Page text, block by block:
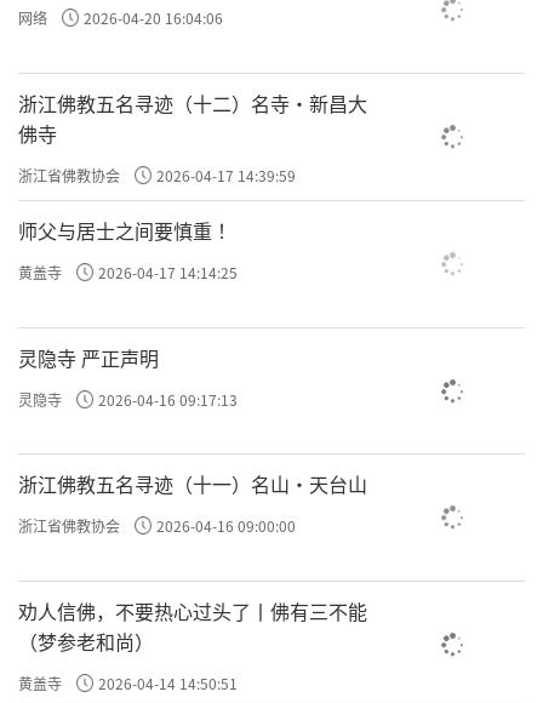
网络 2026-04-20 16:04:06
浙江佛教五名寻迹（十二）名寺·新昌大
佛寺
浙江省佛教协会 2026-04-17 14:39:59
师父与居士之间要慎重 ！
黄盖寺 2026-04-17 14:14:25
灵隐寺 严正声明
灵隐寺 2026-04-16 09:17:13
浙江佛教五名寻迹（十一）名山·天台山
浙江省佛教协会 2026-04-16 09:00:00
劝人信佛，不要热心过头了丨佛有三不能
（梦参老和尚）
黄盖寺 2026-04-14 14:50:51